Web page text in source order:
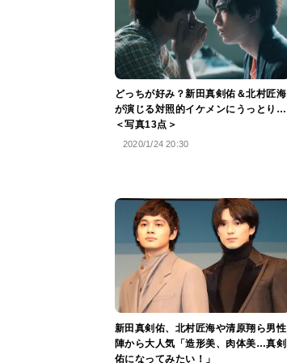
どっちが好み？新田真剣佑＆北村匠海
が演じる対照的イケメンにうっとり…
＜写真13点＞
2020/1/24 20:30
新田真剣佑、北村匠海や清原翔ら男性
陣から大人気「造形美、肉体美…真剣
佑になってみたい！」